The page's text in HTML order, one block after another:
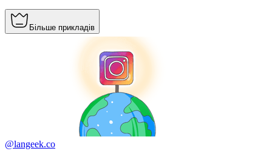
Більше прикладів
@langeek.co